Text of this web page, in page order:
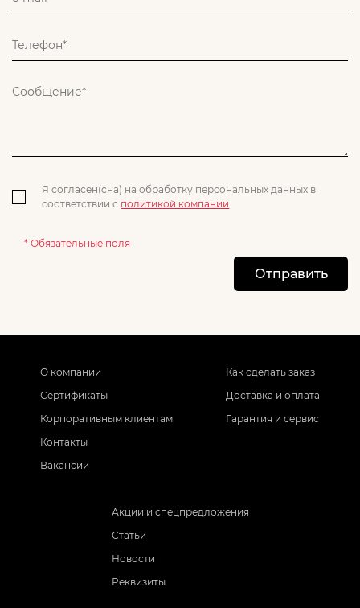
Я согласен(сна) на обработку персональных данных в
соответствии с политикой компании
* Обязательные поля
Отправить
О компании
Сертификаты
Корпоративным клиентам
Контакты
Вакансии
Как сделать заказ
Доставка и оплата
Гарантия и сервис
Акции и спецпредложения
Статьи
Новости
Реквизиты